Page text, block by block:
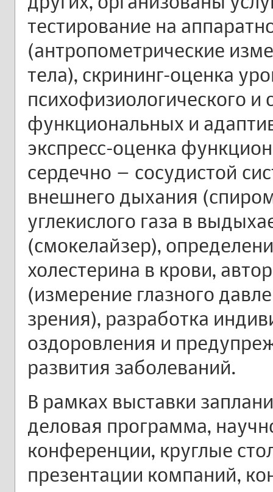
тестирование на
(антропометрические
тела), скрининг-оценка
психофизиологического и
функциональных и
экспресс-оценка
сердечно – сосудистой
внешнего дыхания
углекислого газа в
(смокелайзер),
холестерина в крови,
(измерение глазного
зрения), разработка
оздоровления и
развития заболеваний.
В рамках выставки
деловая программа,
конференции, круглые
презентации компаний,